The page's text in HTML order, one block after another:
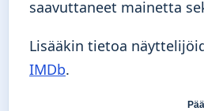
saavuttaneet mainetta
Lisääkin tietoa
IMDb.